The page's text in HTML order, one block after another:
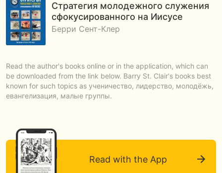
Стратегия молодежного служения
сфокусированного на Иисусе
Берри Сент-Клер
Read the author's books online or in the application, which can
be downloaded from the link below. Barry St. Clair's books best
known for such topics as ученичество, лидерство, молодёжь,
евангелизация, малые группы.
Read with the App